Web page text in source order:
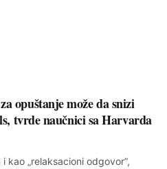
opuštanje može da snizi
tvrde naučnici sa Harvarda
kao „relaksacioni odgovor”,